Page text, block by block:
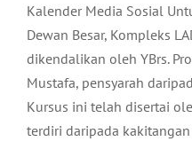
Kalender Media Sosial
Dewan Besar, Kompleks
dikendalikan oleh YBrs.
Mustafa, pensyarah
Kursus ini telah disertai
terdiri daripada
MAJLIS